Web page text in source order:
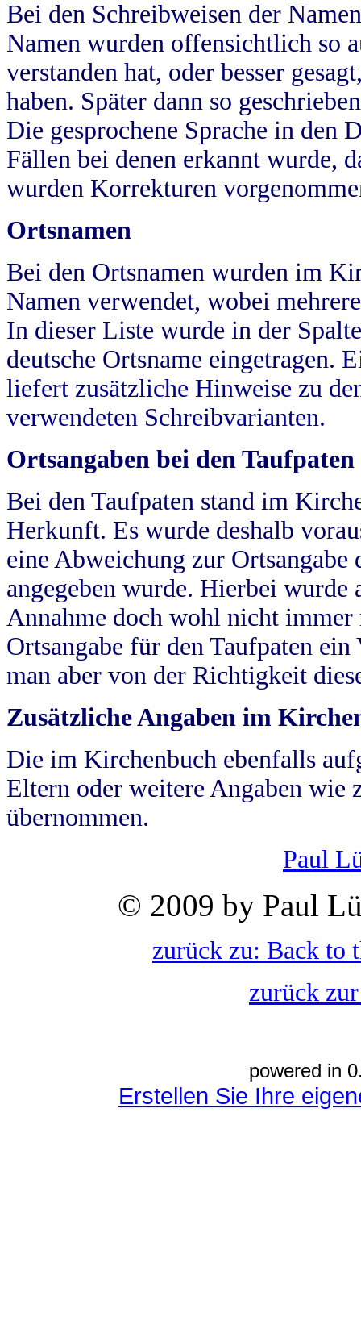
Bei den Schreibweisen der
Namen wurden offensichtlich so
verstanden hat, oder besser
haben. Später dann so
Die gesprochene Sprache in
Fällen bei denen erkannt wurde,
wurden Korrekturen
Ortsnamen
Bei den Ortsnamen wurden im
Namen verwendet, wobei
In dieser Liste wurde in der
deutsche Ortsname eingetragen.
liefert zusätzliche Hinweise zu
verwendeten Schreibvarianten.
Ortsangaben bei den Taufpaten
Bei den Taufpaten stand im
Herkunft. Es wurde deshalb
eine Abweichung zur
angegeben wurde. Hierbei wurde
Annahme doch wohl nicht
Ortsangabe für den Taufpaten
man aber von der Richtigkeit
Zusätzliche Angaben im
Die im Kirchenbuch ebenfalls
Eltern oder weitere Angaben wie
übernommen.
Paul
© 2009 by Paul
zurück zu: Back to
zurück
powered in
Erstellen Sie Ihre